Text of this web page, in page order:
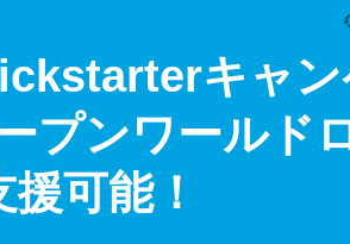
キャ
プンワールド
可能！